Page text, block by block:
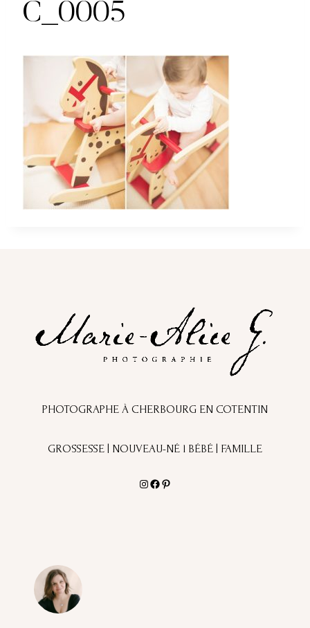
C_0005
PHOTOGRAPHE À CHERBOURG EN COTENTIN
GROSSESSE | NOUVEAU-NÉ l BÉBÉ | FAMILLE
Instagram
Facebook
Pinterest